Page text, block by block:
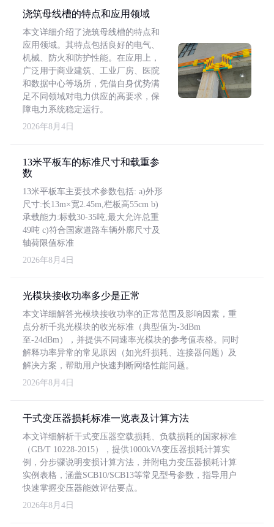
浇筑母线槽的特点和应用领域
本文详细介绍了浇筑母线槽的特点和
应用领域。其特点包括良好的电气、
机械、防火和防护性能。在应用上，
广泛用于商业建筑、工业厂房、医院
和数据中心等场所，凭借自身优势满
足不同领域对电力供应的高要求，保
障电力系统稳定运行。
2026年8月4日
13米平板车的标准尺寸和载重参
数
13米平板车主要技术参数包括: a)外形
尺寸:长13m×宽2.45m,栏板高55cm b)
承载能力:标载30-35吨,最大允许总重
49吨 c)符合国家道路车辆外廓尺寸及
轴荷限值标准
2026年8月4日
光模块接收功率多少是正常
本文详细解答光模块接收功率的正常范围及影响因素，重
点分析千兆光模块的收光标准（典型值为-3dBm
至-24dBm），并提供不同速率光模块的参考值表格。同时
解释功率异常的常见原因（如光纤损耗、连接器问题）及
解决方案，帮助用户快速判断网络性能问题。
2026年8月4日
干式变压器损耗标准一览表及计算方法
本文详细解析干式变压器空载损耗、负载损耗的国家标准
（GB/T 10228-2015），提供1000kVA变压器损耗计算实
例，分步骤说明变损计算方法，并附电力变压器损耗计算
实例表格，涵盖SCB10/SCB13等常见型号参数，指导用户
快速掌握变压器能效评估要点。
2026年8月4日